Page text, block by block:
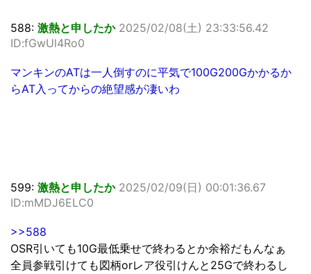
588: 激熱と申したか 2025/02/08(土) 23:33:56.42
ID:fGwUl4Ro0
マンキンのATは一人倒すのに平気で100G200Gかかるか
らAT入ってからの絶望感が凄いわ
599: 激熱と申したか 2025/02/09(日) 00:01:36.67
ID:mMDJ6ELC0
>>588
OSR引いても10G最低乗せで終わるとか余裕だもんなぁ
全員参戦引けても図柄orレア役引けんと25Gで終わるし